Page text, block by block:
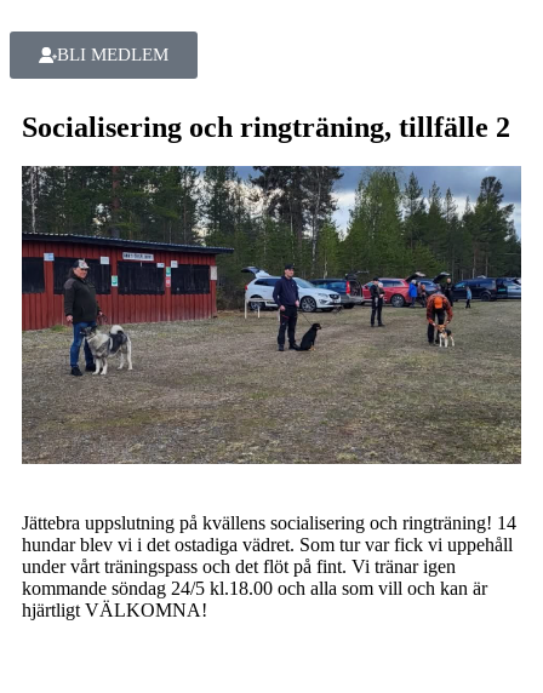
BLI MEDLEM
Socialisering och ringträning, tillfälle 2
Jättebra uppslutning på kvällens socialisering och ringträning! 14
hundar blev vi i det ostadiga vädret. Som tur var fick vi uppehåll
under vårt träningspass och det flöt på fint. Vi tränar igen
kommande söndag 24/5 kl.18.00 och alla som vill och kan är
hjärtligt VÄLKOMNA!